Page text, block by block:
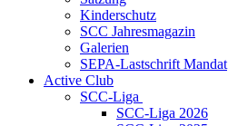
Kinderschutz
SCC Jahresmagazin
Galerien
SEPA-Lastschrift Mandat
Active Club
SCC-Liga
SCC-Liga 2026